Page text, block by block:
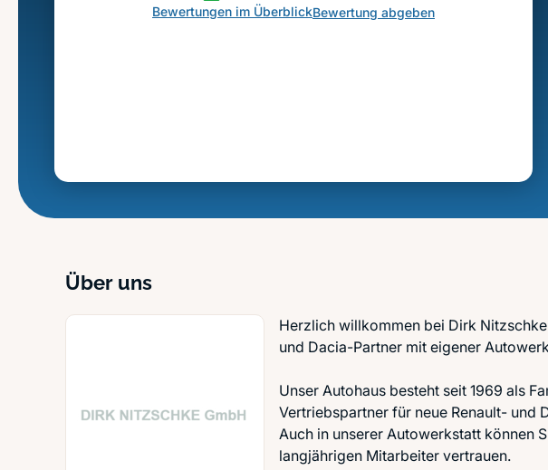
Bewertungen im ÜberblickBewertung abgeben
Über uns
Herzlich willkommen bei Dirk
und Dacia-Partner mit eigener
Unser Autohaus besteht seit 1969 als
Vertriebspartner für neue Renault- und
Auch in unserer Autowerkstatt können
langjährigen Mitarbeiter vertrauen.